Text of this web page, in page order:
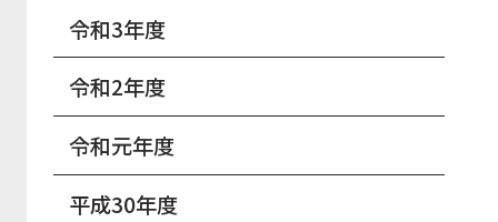
令和3年度
令和2年度
令和元年度
平成30年度